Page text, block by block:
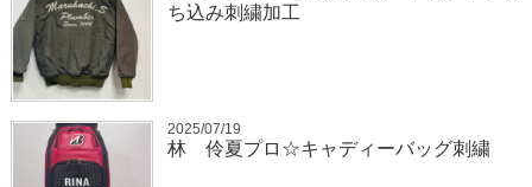
ち込み刺繍加工
2025/07/19
林 伶夏プロ☆キャディーバッグ刺繍